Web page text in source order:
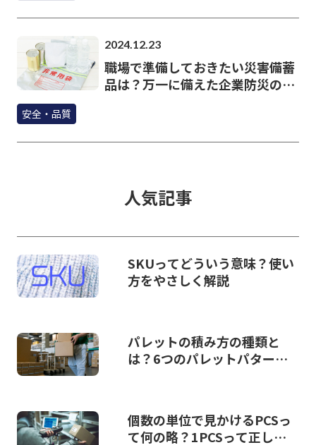
2024.12.23
職場で準備しておきたい災害備蓄
品は？万一に備えた企業防災のポ
安全・品質
人気記事
SKUってどういう意味？使い
方をやさしく解説
パレットの積み方の種類と
は？6つのパレットパターン
個数の単位で見かけるPCSっ
て何の略？1PCSって正し